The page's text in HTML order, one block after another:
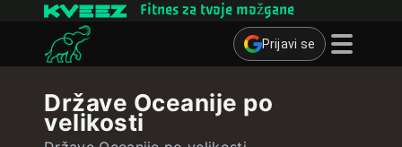
Fitnes za tvoje možgane
Prijavi se
Kvizi
Države Oceanije po
velikosti